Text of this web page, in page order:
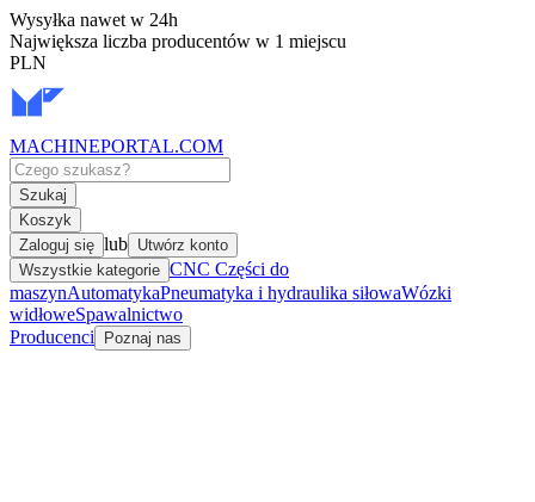
Wysyłka nawet w 24h
Największa liczba producentów w 1 miejscu
PLN
MACHINEPORTAL.COM
Szukaj
Koszyk
Zaloguj się lub Utwórz konto
Wszystkie kategorie CNC Części do
maszynAutomatykaPneumatyka i hydraulika siłowaWózki
widłoweSpawalnictwo
Producenci
Poznaj nas